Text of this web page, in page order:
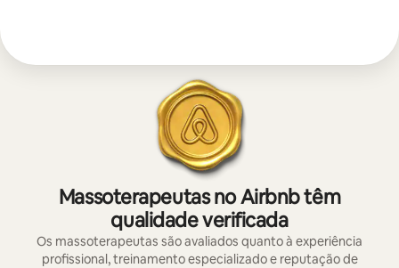
Massoterapeutas no Airbnb têm
qualidade verificada
Os massoterapeutas são avaliados quanto à experiência
profissional, treinamento especializado e reputação de